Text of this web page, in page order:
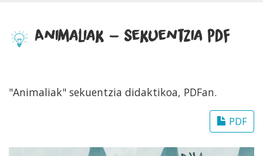
Animaliak - Sekuentzia PDF
"Animaliak" sekuentzia didaktikoa, PDFan.
PDF